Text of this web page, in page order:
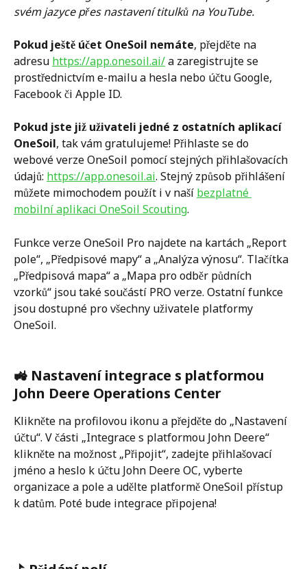
svém jazyce přes nastavení titulků na YouTube.
Pokud ještě účet OneSoil nemáte, přejděte na
adresu https://app.onesoil.ai/ a zaregistrujte se
prostřednictvím e-mailu a hesla nebo účtu Google,
Facebook či Apple ID.
Pokud jste již uživateli jedné z ostatních aplikací
OneSoil, tak vám gratulujeme! Přihlaste se do
webové verze OneSoil pomocí stejných přihlašovacích
údajů: https://app.onesoil.ai. Stejný způsob přihlášení
můžete mimochodem použít i v naší bezplatné
mobilní aplikaci OneSoil Scouting.
Funkce verze OneSoil Pro najdete na kartách „Report
pole“, „Předpisové mapy“ a „Analýza výnosu“. Tlačítka
„Předpisová mapa“ a „Mapa pro odběr půdních
vzorků“ jsou také součástí PRO verze. Ostatní funkce
jsou dostupné pro všechny uživatele platformy
OneSoil.
🚜 Nastavení integrace s platformou
John Deere Operations Center
Klikněte na profilovou ikonu a přejděte do „Nastavení
účtu“. V části „Integrace s platformou John Deere“
klikněte na možnost „Připojit“, zadejte přihlašovací
jméno a heslo k účtu John Deere OC, vyberte
organizace a pole a udělte platformě OneSoil přístup
k datům. Poté bude integrace připojena!